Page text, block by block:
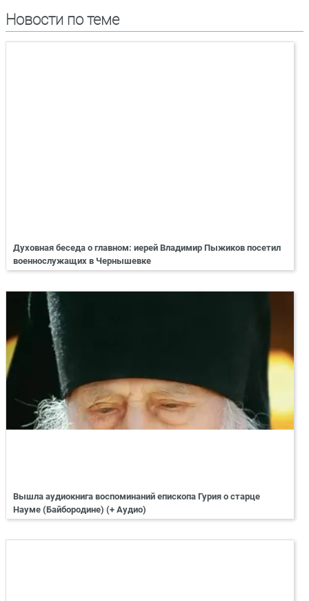
Новости по теме
Духовная беседа о главном: иерей Владимир Пыжиков посетил
военнослужащих в Чернышевке
Вышла аудиокнига воспоминаний епископа Гурия о старце
Науме (Байбородине) (+ Аудио)